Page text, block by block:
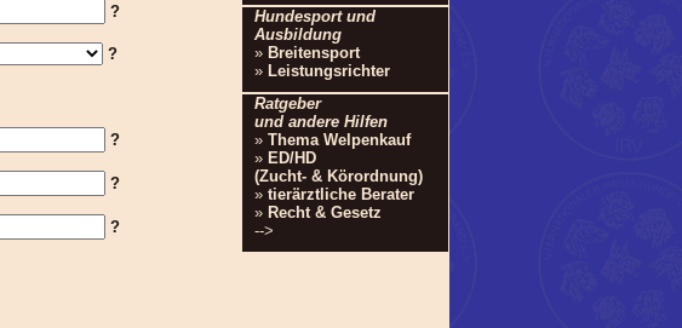
?
?
?
?
?
Hundesport und
Ausbildung
» Breitensport
» Leistungsrichter
Ratgeber
und andere Hilfen
» Thema Welpenkauf
» ED/HD
(Zucht- & Körordnung)
» tierärztliche Berater
» Recht & Gesetz
-->